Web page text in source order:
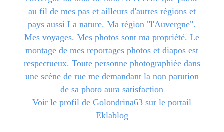
au fil de mes pas et ailleurs d'autres régions et
pays aussi La nature. Ma région "l'Auvergne".
Mes voyages. Mes photos sont ma propriété. Le
montage de mes reportages photos et diapos est
respectueux. Toute personne photographiée dans
une scène de rue me demandant la non parution
de sa photo aura satisfaction
Voir le profil de Golondrina63 sur le portail
Eklablog